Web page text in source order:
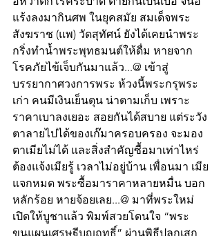
แร้งลงมากินศพ ในยุคสมัย สมเด็จพระ
สังฆราช (แพ) วัดสุทัศน์ ยังได้เคยนำพระ
กริ่งทำน้ำพระพุทธมนต์ให้ดื่ม หายจาก
โรคภัยไข้เจ็บกันมาแล้ว...@ เข้าสู่
บรรยากาศวงการพระ ห้วงนี้พระกรุพระ
เก่า คนมีเงินเย็นตุน น่าตามเก็บ เพราะ
ราคาเบาลงเยอะ สอยกันได้สบาย แต่ระวัง
ตาลายไปได้ของเก๊มาครอบครอง จะมอง
ตาเมียไม่ได้ และสิ่งสำคัญซื้อมาเท่าไหร่
ต้องแจ้งเมียรู้ เวลาไม่อยู่บ้าน เพื่อนมา เมีย
แจกหมด พระซื้อมาราคาหลายหมื่น บอก
หลักร้อย หายจ้อยเลย...@ มาที่พระใหม่
เปิดให้บูชาแล้ว พิมพ์สวยโดนใจ “พระ
ขุนแผนเศรษฐีบุญฤทธิ์” ผ่านพิธีปลุกเสก